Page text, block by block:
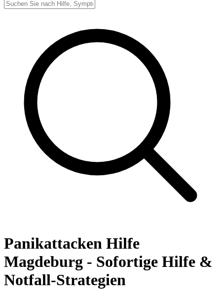
Panikattacken Hilfe
Magdeburg - Sofortige Hilfe &
Notfall-Strategien